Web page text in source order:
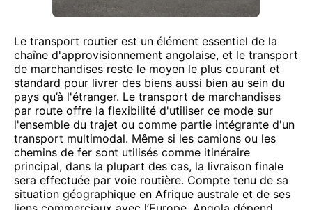
Le transport routier est un élément essentiel de la
chaîne d'approvisionnement angolaise, et le transport
de marchandises reste le moyen le plus courant et
standard pour livrer des biens aussi bien au sein du
pays qu’à l'étranger. Le transport de marchandises
par route offre la flexibilité d'utiliser ce mode sur
l'ensemble du trajet ou comme partie intégrante d'un
transport multimodal. Même si les camions ou les
chemins de fer sont utilisés comme itinéraire
principal, dans la plupart des cas, la livraison finale
sera effectuée par voie routière. Compte tenu de sa
situation géographique en Afrique australe et de ses